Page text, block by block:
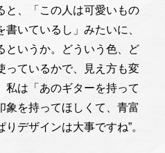
と、「この人は可愛いもの
いているし」みたいに、
というか。どういう色、ど
っているかで、見え方も変
私は「あのギターを持って
象を持ってほしくて、青富
デザインは大事ですね”。